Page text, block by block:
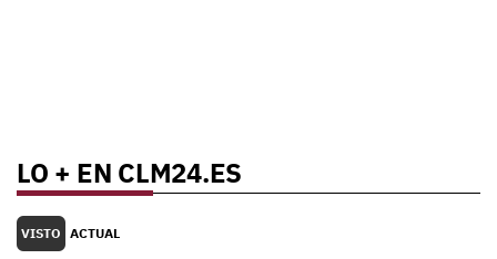
LO + EN CLM24.ES
VISTO ACTUAL